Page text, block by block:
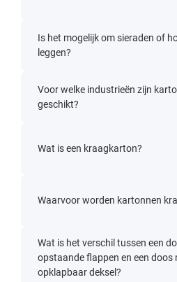
Is het mogelijk om sieraden of
leggen?
Voor welke industrieën zijn
geschikt?
Wat is een kraagkarton?
Waarvoor worden kartonnen
Wat is het verschil tussen een
opstaande flappen en een doos
opklapbaar deksel?